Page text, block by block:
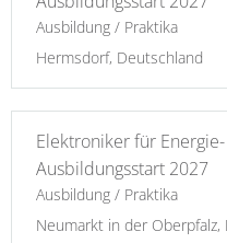
Ausbildung / Praktika
Hermsdorf, Deutschland
Elektroniker für
Ausbildungsstart 2027
Ausbildung / Praktika
Neumarkt in der Oberpfalz,